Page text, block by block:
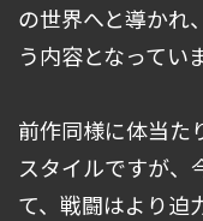
の世界へと導かれ
う内容となってい
前作同様に体当た
スタイルですが、
て、戦闘はより迫